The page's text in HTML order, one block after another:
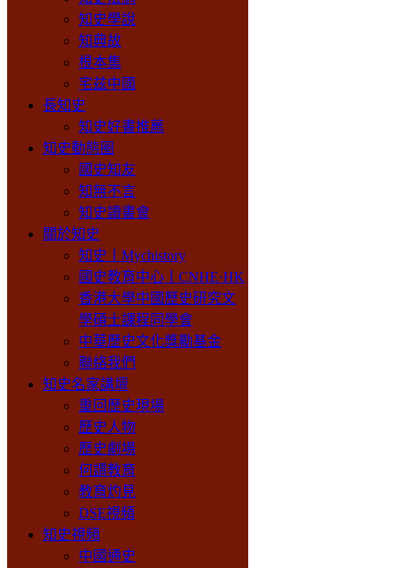
知史學說
知典故
根本集
宅兹中國
長知史
知史好書推薦
知史動態圈
國史知友
知無不言
知史讀書會
關於知史
知史丨Mychistory
國史教育中心丨CNHE·HK
香港大學中國歷史研究文
學碩士課程同學會
中華歷史文化獎勵基金
聯絡我們
知史名家講壇
重回歷史現場
歷史人物
歷史劇場
何謂教育
教育灼見
DSE視頻
知史視頻
中國通史